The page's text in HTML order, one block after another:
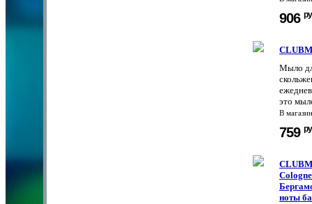
906
Мыло
это
В
759
ноты